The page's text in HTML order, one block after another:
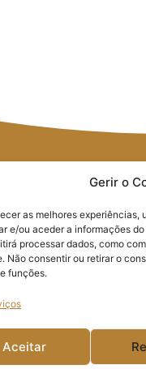
Gerir o
as melhores
e/ou aceder a informações
processar dados, como
Não consentir ou retirar o
funções.
Aceitar
geral@poeirasglass.pt